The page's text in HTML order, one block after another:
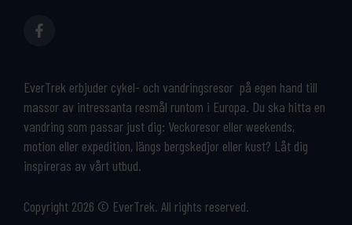
EverTrek erbjuder cykel- och vandringsresor på egen hand till
massor av intressanta resmål runtom i Europa. Du ska hitta en
vandring som passar just dig: Veckoresor eller weekends,
motion eller expedition, längs bergskedjor eller kust? Låt dig
inspireras av vårt utbud.
Copyright 2026 © EverTrek. All rights reserved.